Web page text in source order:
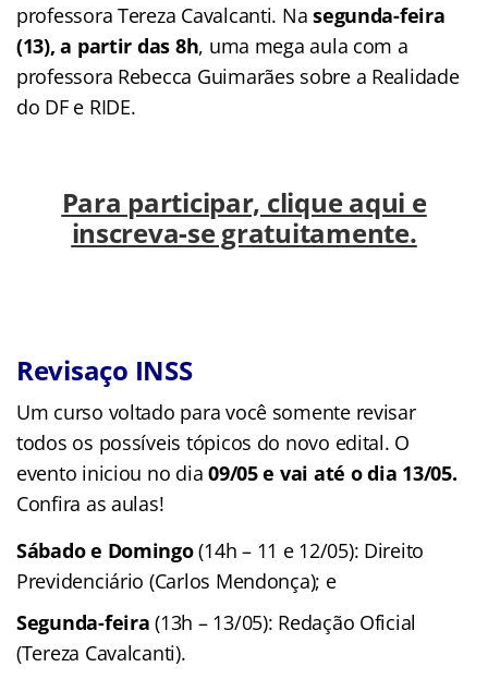
professora Tereza Cavalcanti. Nasegunda-feira
(13), a partir das 8h, uma mega aula com a
professora Rebecca Guimarães sobre a Realidade
do DF e RIDE.
Para participar, clique aqui e
inscreva-se gratuitamente.
Revisaço INSS
Um curso voltado para você somente revisar
todos os possíveis tópicos do novo edital. O
evento iniciou no dia09/05 e vai até o dia 13/05.
Confira as aulas!
Sábado e Domingo(14h – 11 e 12/05): Direito
Previdenciário (Carlos Mendonça); e
Segunda-feira (13h – 13/05): Redação Oficial
(Tereza Cavalcanti).